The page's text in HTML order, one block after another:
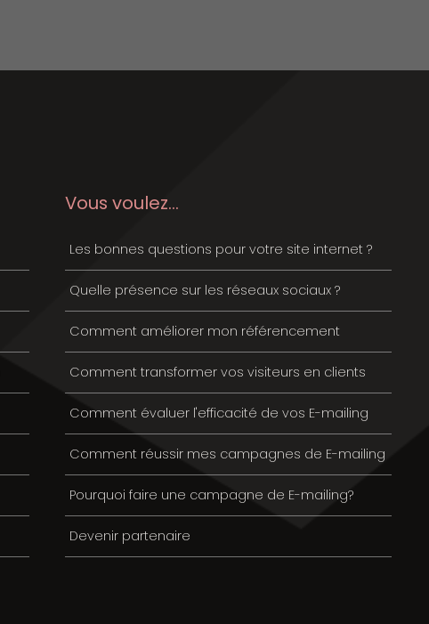
Vous voulez...
Les bonnes questions pour votre site internet ?
Quelle présence sur les réseaux sociaux ?
Comment améliorer mon référencement
Comment transformer vos visiteurs en clients
Comment évaluer l'efficacité de vos E-mailing
Comment réussir mes campagnes de E-mailing
Pourquoi faire une campagne de E-mailing?
Devenir partenaire